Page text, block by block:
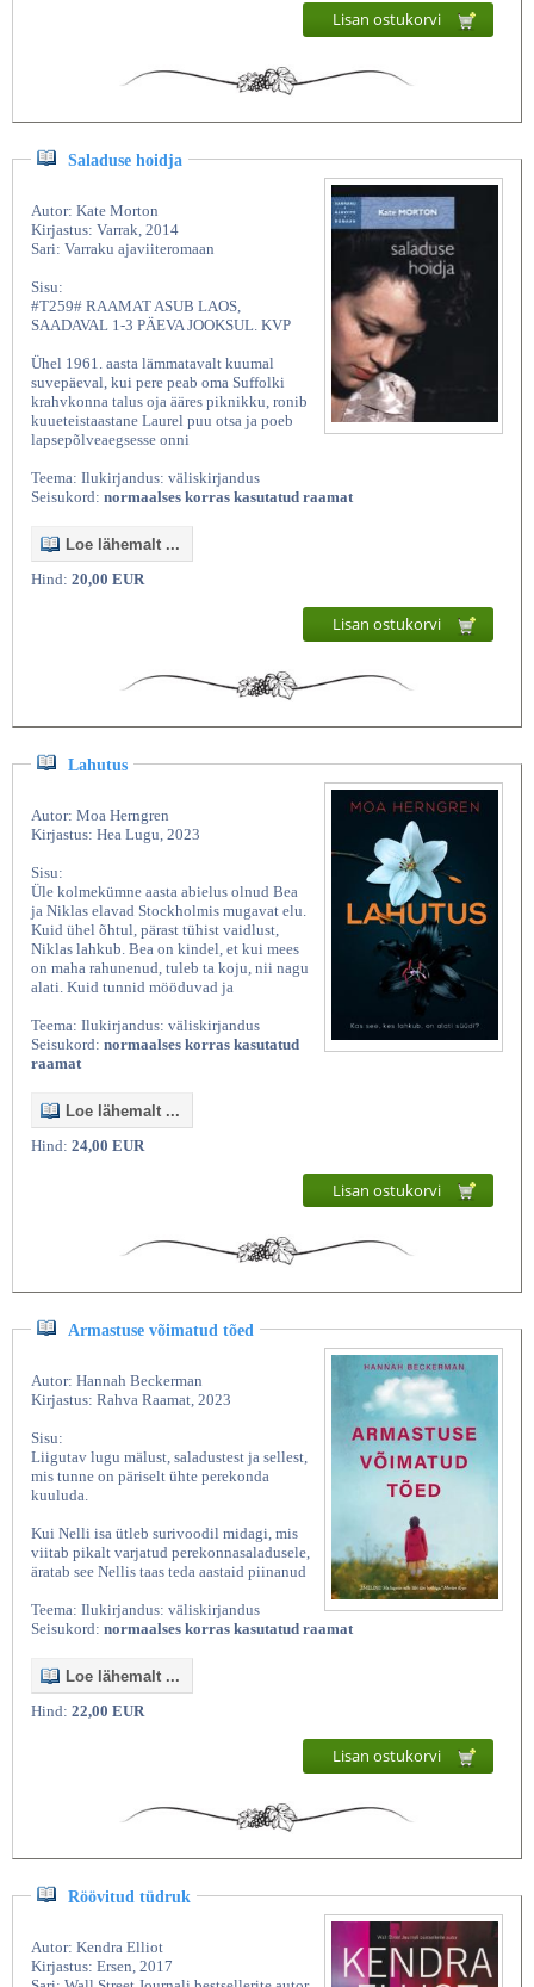
Lisan ostukorvi
Saladuse hoidja
Autor: Kate Morton
Kirjastus: Varrak, 2014
Sari: Varraku ajaviiteromaan
Sisu:
#T259# RAAMAT ASUB LAOS,
SAADAVAL 1-3 PÄEVA JOOKSUL. KVP
Ühel 1961. aasta lämmatavalt kuumal
suvepäeval, kui pere peab oma Suffolki
krahvkonna talus oja ääres piknikku, ronib
kuueteistaastane Laurel puu otsa ja poeb
lapsepõlveaegsesse onni
Teema: Ilukirjandus: väliskirjandus
Seisukord: normaalses korras kasutatud raamat
Loe lähemalt ...
Hind: 20,00 EUR
Lisan ostukorvi
Lahutus
Autor: Moa Herngren
Kirjastus: Hea Lugu, 2023
Sisu:
Üle kolmekümne aasta abielus olnud Bea
ja Niklas elavad Stockholmis mugavat elu.
Kuid ühel õhtul, pärast tühist vaidlust,
Niklas lahkub. Bea on kindel, et kui mees
on maha rahunenud, tuleb ta koju, nii nagu
alati. Kuid tunnid mööduvad ja
Teema: Ilukirjandus: väliskirjandus
Seisukord: normaalses korras kasutatud
raamat
Loe lähemalt ...
Hind: 24,00 EUR
Lisan ostukorvi
Armastuse võimatud tõed
Autor: Hannah Beckerman
Kirjastus: Rahva Raamat, 2023
Sisu:
Liigutav lugu mälust, saladustest ja sellest,
mis tunne on päriselt ühte perekonda
kuuluda.
Kui Nelli isa ütleb surivoodil midagi, mis
viitab pikalt varjatud perekonnasaladusele,
äratab see Nellis taas teda aastaid piinanud
Teema: Ilukirjandus: väliskirjandus
Seisukord: normaalses korras kasutatud raamat
Loe lähemalt ...
Hind: 22,00 EUR
Lisan ostukorvi
Röövitud tüdruk
Autor: Kendra Elliot
Kirjastus: Ersen, 2017